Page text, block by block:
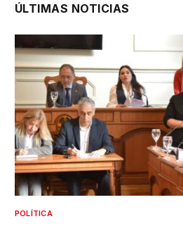
ÚLTIMAS NOTICIAS
POLÍTICA